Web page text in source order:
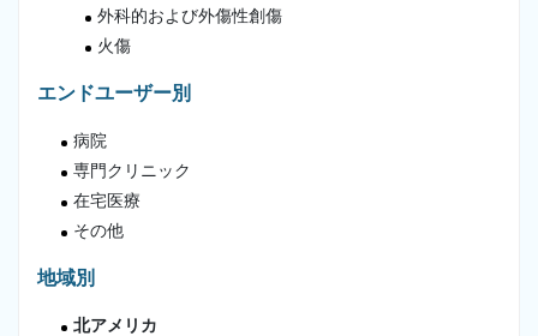
外科的および外傷性創傷
火傷
エンドユーザー別
病院
専門クリニック
在宅医療
その他
地域別
北アメリカ